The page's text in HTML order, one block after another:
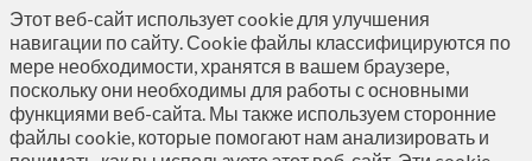
Этот веб-сайт использует cookie для улучшения
навигации по сайту. Сookie файлы классифицируются по
мере необходимости, хранятся в вашем браузере,
поскольку они необходимы для работы с основными
функциями веб-сайта. Мы также используем сторонние
файлы cookie, которые помогают нам анализировать и